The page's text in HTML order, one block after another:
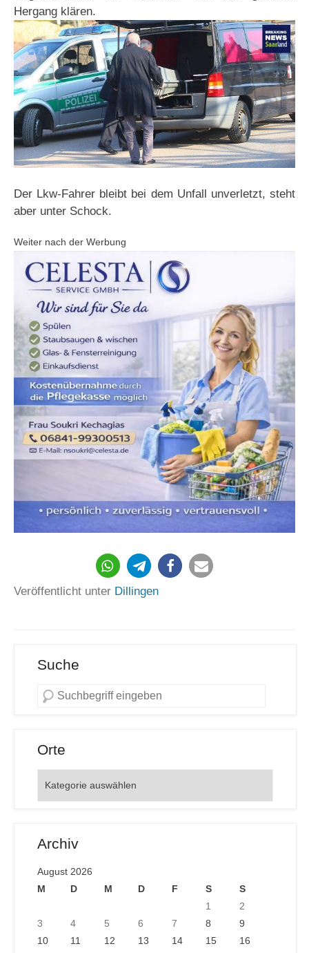
Hergang klären.
Der Lkw-Fahrer bleibt bei dem Unfall unverletzt, steht
aber unter Schock.
Weiter nach der Werbung
Veröffentlicht unter Dillingen
Suche
Orte
Archiv
August 2026
M
D M D F S
S
1
2
3
4 5 6 7 8
9
10
11 12 13 14 15
16